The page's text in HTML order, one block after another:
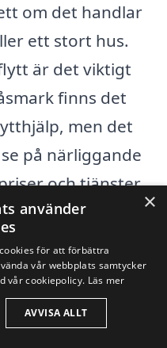
om det handlar
ett stort hus.
är det viktigt
finns det
men det
på närliggande
och tjänster.
iPiteå
bredare överblick
×
använder
för att förbättra
vår webbplats samtycker
vår cookiepolicy. Läs mer
AVVISA ALLT